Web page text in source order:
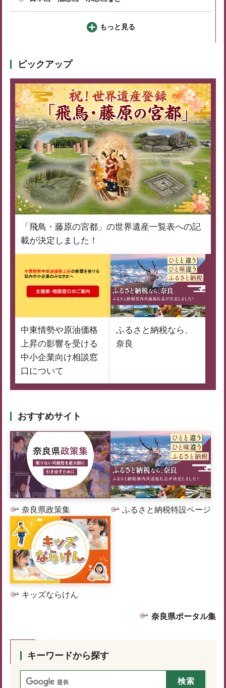
もっと見る
ピックアップ
「飛鳥・藤原の宮都」の世界遺産一覧表への記
載が決定しました！
中東情勢や原油価格
上昇の影響を受ける
中小企業向け相談窓
口について
ふるさと納税なら、
奈良
おすすめサイト
奈良県政策集 ふるさと納税特設ページ
キッズならけん
奈良県ポータル集
キーワードから探す